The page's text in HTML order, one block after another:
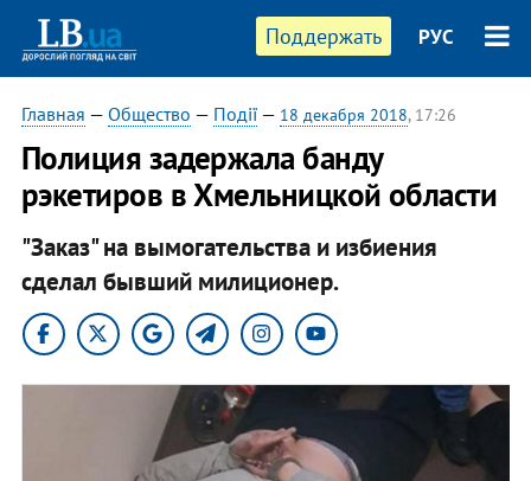
Поддержать РУС
Главная — Общество — Події— 18 декабря 2018, 17:26
Полиция задержала банду
рэкетиров в Хмельницкой области
"Заказ" на вымогательства и избиения
сделал бывший милиционер.